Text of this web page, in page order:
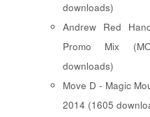
downloads)
Andrew Red
Promo Mix
downloads)
Move D - Magic
2014 (1605